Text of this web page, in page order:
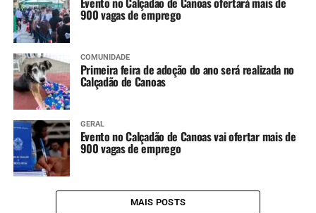
900 vagas de emprego
COMUNIDADE
Primeira feira de adoção do ano será realizada no
Calçadão de Canoas
GERAL
Evento no Calçadão de Canoas vai ofertar mais de
900 vagas de emprego
MAIS POSTS